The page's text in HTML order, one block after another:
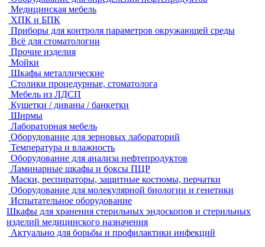
Медицинская мебель
ХПК и БПК
Приборы для контроля параметров окружающей среды
Всё для стоматологии
Прочие изделия
Мойки
Шкафы металлические
Столики процедурные, стоматолога
Мебель из ЛДСП
Кушетки / диваны / банкетки
Ширмы
Лабораторная мебель
Оборудование для зерновых лабораторий
Температура и влажность
Оборудование для анализа нефтепродуктов
Ламинарные шкафы и боксы ПЦР
Маски, респираторы, защитные костюмы, перчатки
Оборудование для молекулярной биологии и генетики
Испытательное оборудование
Шкафы для хранения стерильных эндоскопов и стерильных
изделий медицинского назначения
Актуально для борьбы и профилактики инфекций